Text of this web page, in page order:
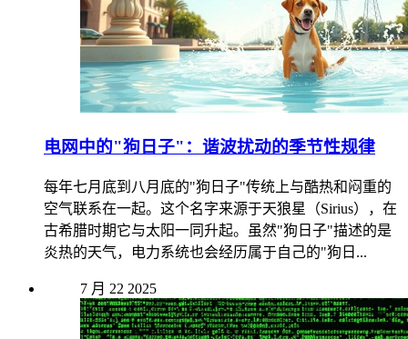
电网中的"狗日子"：谐波扰动的季节性规律
每年七月底到八月底的"狗日子"传统上与酷热和闷重的
空气联系在一起。这个名字来源于天狼星（Sirius），在
古希腊时期它与太阳一同升起。虽然"狗日子"描述的是
炎热的天气，电力系统也会经历属于自己的"狗日...
7 月 22 2025